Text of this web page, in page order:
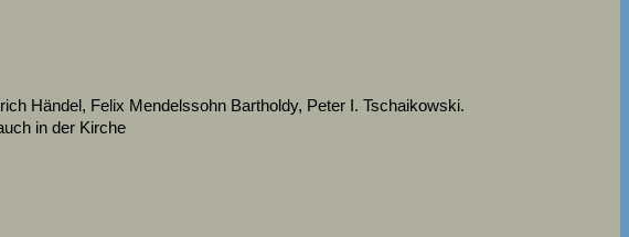
Händel, Felix Mendelssohn Bartholdy, Peter I. Tschaikowski.
in der Kirche